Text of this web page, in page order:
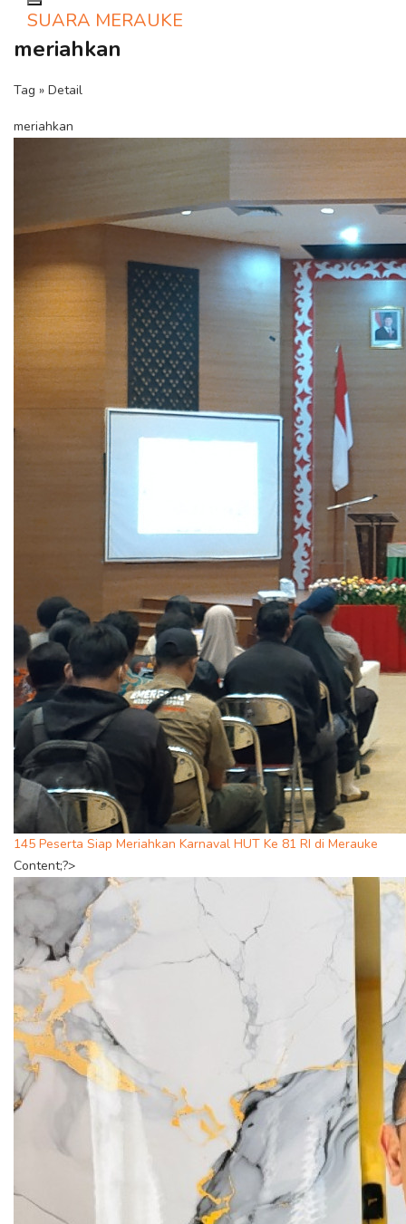
Toggle navigation
SUARA MERAUKE
meriahkan
Tag » Detail
meriahkan
145 Peserta Siap Meriahkan Karnaval HUT Ke 81 RI di Merauke
Content;?>